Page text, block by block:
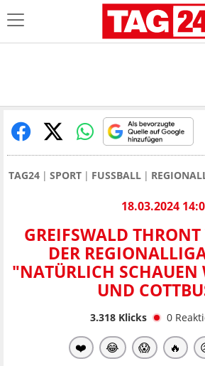
TAG24 SPORT FUSSBALL
18.03.2024
GREIFSWALD
DER
"NATÜRLICH SCHAUEN
UND
3.318Klicks 0
❤️ 😂 😱 🔥